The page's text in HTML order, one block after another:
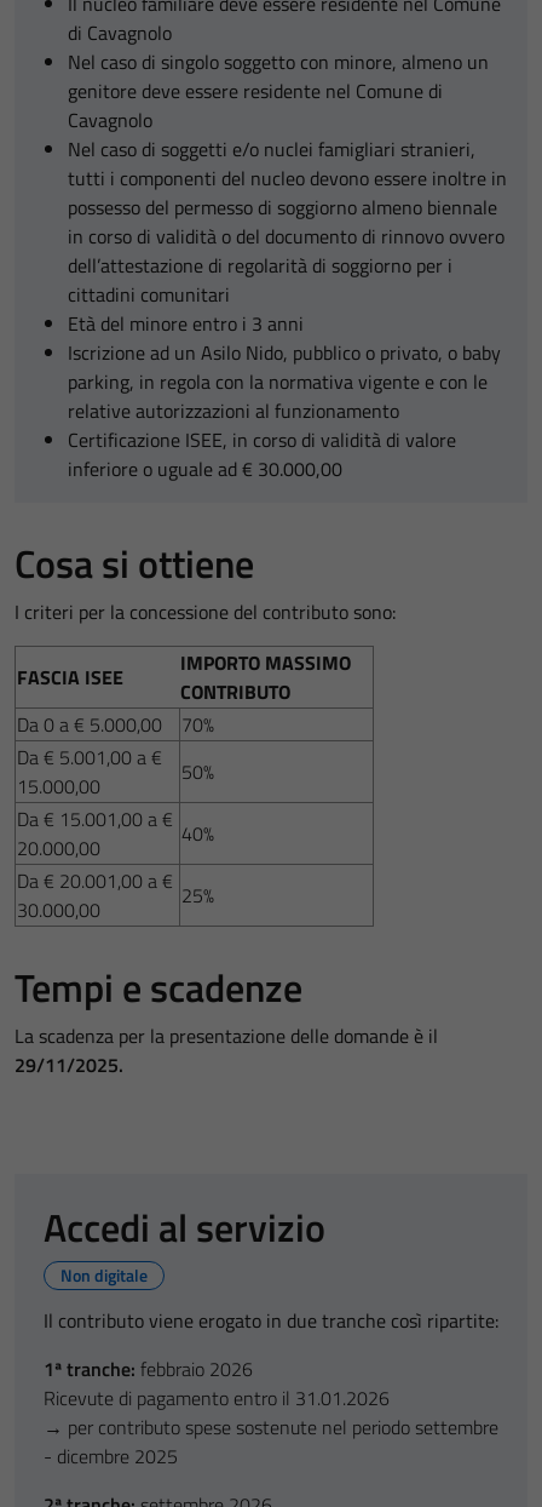
di Cavagnolo
Nel caso di singolo soggetto con minore, almeno un
genitore deve essere residente nel Comune di
Cavagnolo
Nel caso di soggetti e/o nuclei famigliari stranieri,
tutti i componenti del nucleo devono essere inoltre in
possesso del permesso di soggiorno almeno biennale
in corso di validità o del documento di rinnovo ovvero
dell’attestazione di regolarità di soggiorno per i
cittadini comunitari
Età del minore entro i 3 anni
Iscrizione ad un Asilo Nido, pubblico o privato, o baby
parking, in regola con la normativa vigente e con le
relative autorizzazioni al funzionamento
Certificazione ISEE, in corso di validità di valore
inferiore o uguale ad € 30.000,00
Cosa si ottiene
I criteri per la concessione del contributo sono:
FASCIA ISEE
IMPORTO MASSIMO
CONTRIBUTO
Da 0 a € 5.000,00
70%
Da € 5.001,00 a €
15.000,00
50%
Da € 15.001,00 a €
20.000,00
40%
Da € 20.001,00 a €
30.000,00
25%
Tempi e scadenze
La scadenza per la presentazione delle domande è il
29/11/2025.
Accedi al servizio
Non digitale
Il contributo viene erogato in due tranche così ripartite:
1ª tranche: febbraio 2026
Ricevute di pagamento entro il 31.01.2026
→ per contributo spese sostenute nel periodo settembre
- dicembre 2025